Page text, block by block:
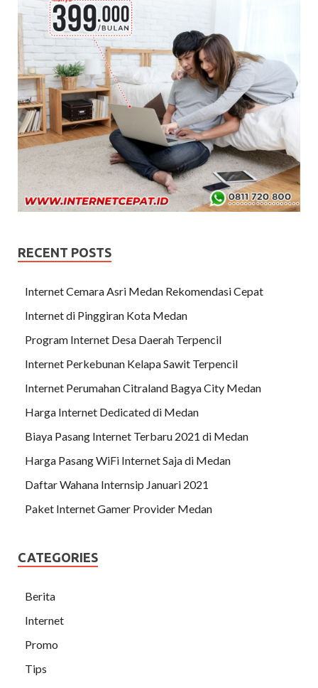
RECENT POSTS
Internet Cemara Asri Medan Rekomendasi Cepat
Internet di Pinggiran Kota Medan
Program Internet Desa Daerah Terpencil
Internet Perkebunan Kelapa Sawit Terpencil
Internet Perumahan Citraland Bagya City Medan
Harga Internet Dedicated di Medan
Biaya Pasang Internet Terbaru 2021 di Medan
Harga Pasang WiFi Internet Saja di Medan
Daftar Wahana Internsip Januari 2021
Paket Internet Gamer Provider Medan
CATEGORIES
Berita
Internet
Promo
Tips